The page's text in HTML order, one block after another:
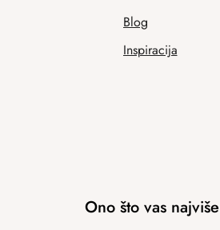
Blog
Inspiracija
Ono što vas